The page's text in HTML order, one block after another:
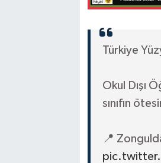
Türkiye
Okul Dışı
sınıfın
📍